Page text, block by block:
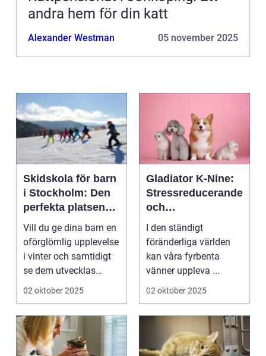
andra hem för din katt
Alexander Westman 05 november 2025
Skidskola för barn
i Stockholm: Den
perfekta platsen
för små blivande
skidåkare
Vill du ge dina barn en
oförglömlig upplevelse
i vinter och samtidigt
se dem utvecklas
p&a...
02 oktober 2025
Gladiator K-Nine:
Stressreducerande
och
ångestdämpande
hundhalsband
I den ständigt
föränderliga världen
kan våra fyrbenta
vänner uppleva ...
02 oktober 2025